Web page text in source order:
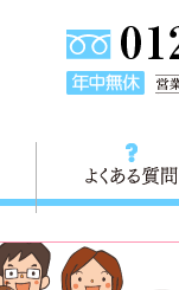
ご依頼の流れ